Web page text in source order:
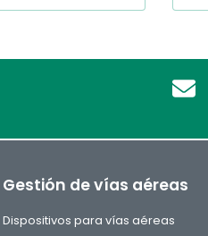
Gestión de vías aéreas
Dispositivos para vías aéreas